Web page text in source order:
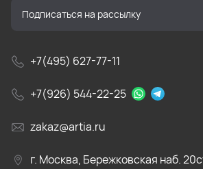
+7(495) 627-77-11
+7(926) 544-22-25
zakaz@artia.ru
г. Москва, Бережковская наб.